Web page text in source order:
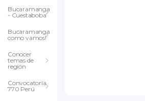
Bucaramanga
- Cuestaboba
Bucaramanga
como vamos!
Conocer
temas de
región
Convocatoria
770 Perú